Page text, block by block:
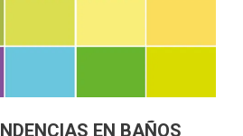
EN BAÑOS